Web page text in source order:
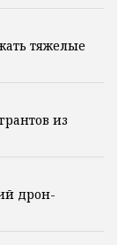
тяжелые
из
дрон-